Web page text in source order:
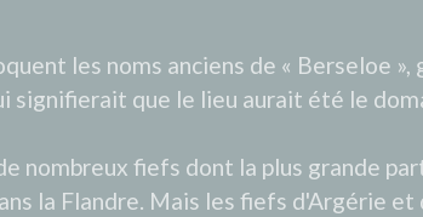
les noms anciens de « Berseloe
signifierait que le lieu aurait été le
nombreux fiefs dont la plus grande
la Flandre. Mais les fiefs d'Argérie